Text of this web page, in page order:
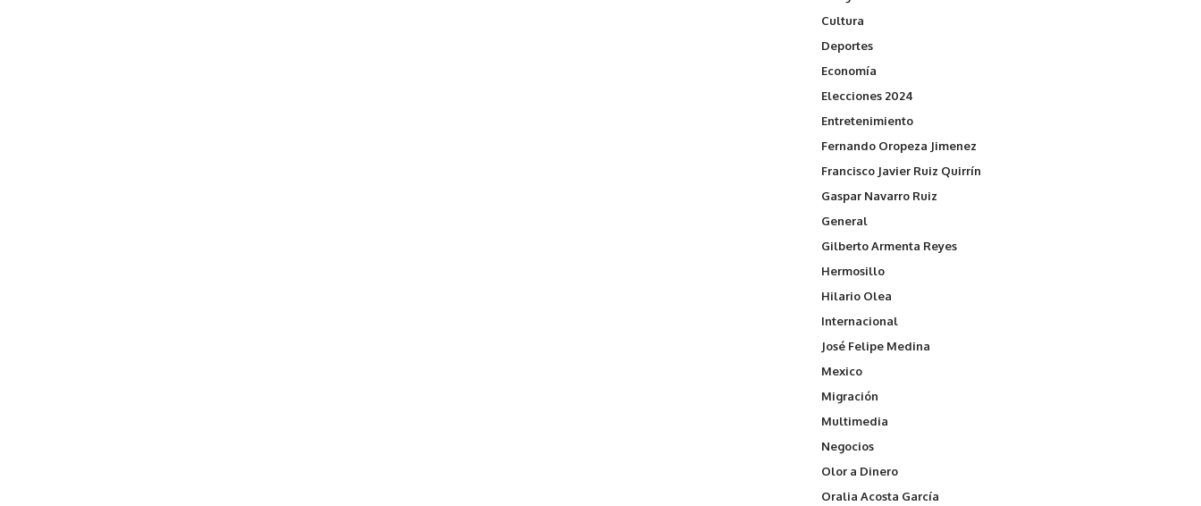
Cultura
Deportes
Economía
Elecciones 2024
Entretenimiento
Fernando Oropeza Jimenez
Francisco Javier Ruiz Quirrín
Gaspar Navarro Ruiz
General
Gilberto Armenta Reyes
Hermosillo
Hilario Olea
Internacional
José Felipe Medina
Mexico
Migración
Multimedia
Negocios
Olor a Dinero
Oralia Acosta García